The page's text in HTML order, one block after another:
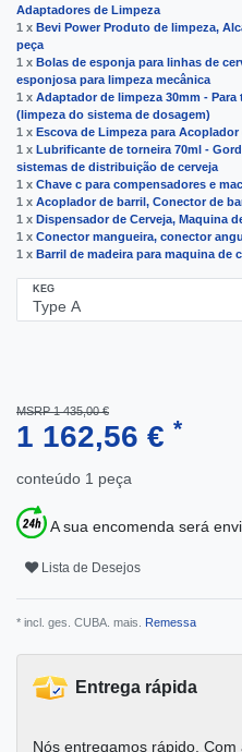
Adaptadores de Limpeza
1 x Bevi Power Produto de limpeza,
peça
1 x Bolas de esponja para linhas de
esponjosa para limpeza mecânica
1 x Adaptador de limpeza 30mm -
(limpeza do sistema de dosagem)
1 x Escova de Limpeza para
1 x Lubrificante de torneira 70ml -
sistemas de distribuição de cerveja
1 x Chave c para compensadores e
1 x Acoplador de barril, Conector de
1 x Dispensador de Cerveja, Maquina
1 x Conector mangueira, conector
1 x Barril de madeira para maquina de
KEG
MSRP 1 435,00 €
1 162,56 € *
conteúdo 1 peça
A sua encomenda será
Lista de Desejos
* incl. ges. CUBA. mais. Remessa
Entrega rápida
Nós entregamos rápido.